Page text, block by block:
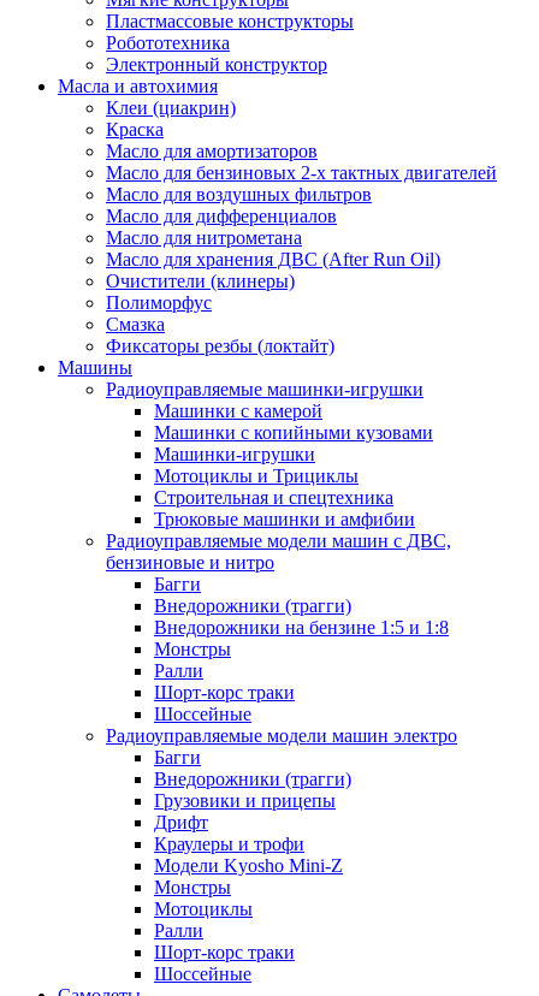
Пластмассовые конструкторы
Робототехника
Электронный конструктор
Масла и автохимия
Клеи (циакрин)
Краска
Масло для амортизаторов
Масло для бензиновых 2-х тактных двигателей
Масло для воздушных фильтров
Масло для дифференциалов
Масло для нитрометана
Масло для хранения ДВС (After Run Oil)
Очистители (клинеры)
Полиморфус
Смазка
Фиксаторы резбы (локтайт)
Машины
Радиоуправляемые машинки-игрушки
Машинки с камерой
Машинки с копийными кузовами
Машинки-игрушки
Мотоциклы и Трициклы
Строительная и спецтехника
Трюковые машинки и амфибии
Радиоуправляемые модели машин с ДВС,
бензиновые и нитро
Багги
Внедорожники (трагги)
Внедорожники на бензине 1:5 и 1:8
Монстры
Ралли
Шорт-корс траки
Шоссейные
Радиоуправляемые модели машин электро
Багги
Внедорожники (трагги)
Грузовики и прицепы
Дрифт
Краулеры и трофи
Модели Kyosho Mini-Z
Монстры
Мотоциклы
Ралли
Шорт-корс траки
Шоссейные